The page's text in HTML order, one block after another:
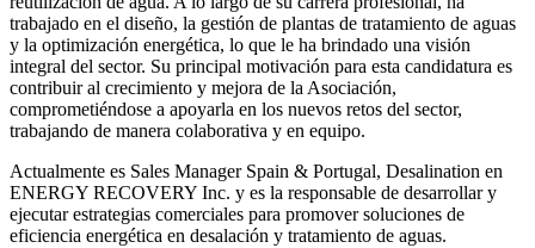
trabajado en el diseño, la gestión de plantas de tratamiento de aguas
y la optimización energética, lo que le ha brindado una visión
integral del sector. Su principal motivación para esta candidatura es
contribuir al crecimiento y mejora de la Asociación,
comprometiéndose a apoyarla en los nuevos retos del sector,
trabajando de manera colaborativa y en equipo.
Actualmente es Sales Manager Spain & Portugal, Desalination en
ENERGY RECOVERY Inc. y es la responsable de desarrollar y
ejecutar estrategias comerciales para promover soluciones de
eficiencia energética en desalación y tratamiento de aguas.